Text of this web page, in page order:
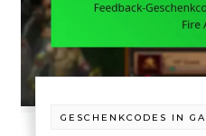
GESCHENKCODES IN